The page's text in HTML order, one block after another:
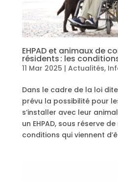
EHPAD et animaux de
résidents : les
11 Mar 2025 | Actualités,
Dans le cadre de la loi dite
prévu la possibilité pour
s’installer avec leur
un EHPAD, sous réserve
conditions qui viennent